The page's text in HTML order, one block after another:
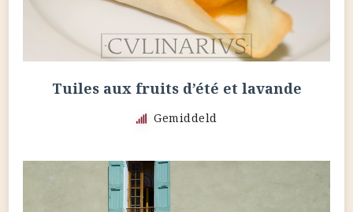
Tuiles aux fruits d’été et lavande
Gemiddeld